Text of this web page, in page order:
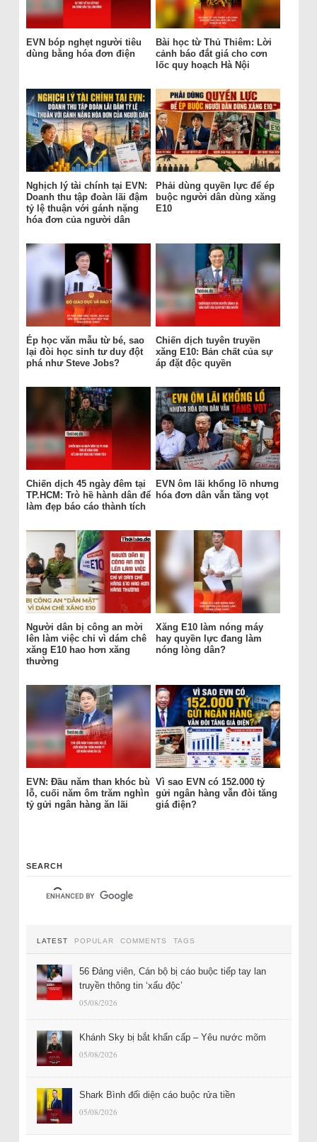
EVN bóp nghẹt người tiêu
dùng bằng hóa đơn điện
Bài học từ Thủ Thiêm: Lời
cảnh báo đắt giá cho cơn
lốc quy hoạch Hà Nội
Nghịch lý tài chính tại EVN:
Doanh thu tập đoàn lãi đậm
tỷ lệ thuận với gánh nặng
hóa đơn của người dân
Phải dùng quyền lực để ép
buộc người dân dùng xăng
E10
Ép học văn mẫu từ bé, sao
lại đòi học sinh tư duy đột
phá như Steve Jobs?
Chiến dịch tuyên truyền
xăng E10: Bản chất của sự
áp đặt độc quyền
Chiến dịch 45 ngày đêm tại
TP.HCM: Trò hề hành dân để
làm đẹp báo cáo thành tích
EVN ôm lãi khổng lồ nhưng
hóa đơn dân vẫn tăng vọt
Người dân bị công an mời
lên làm việc chỉ vì dám chê
xăng E10 hao hơn xăng
thường
Xăng E10 làm nóng máy
hay quyền lực đang làm
nóng lòng dân?
EVN: Đầu năm than khóc bù
lỗ, cuối năm ôm trăm nghìn
tỷ gửi ngân hàng ăn lãi
Vì sao EVN có 152.000 tỷ
gửi ngân hàng vẫn đòi tăng
giá điện?
SEARCH
LATEST POPULAR COMMENTS TAGS
56 Đảng viên, Cán bộ bị cáo buộc tiếp tay lan
truyền thông tin ‘xấu độc’
05/08/2026
Khánh Sky bị bắt khẩn cấp – Yêu nước mõm
05/08/2026
Shark Bình đối diện cáo buộc rửa tiền
05/08/2026